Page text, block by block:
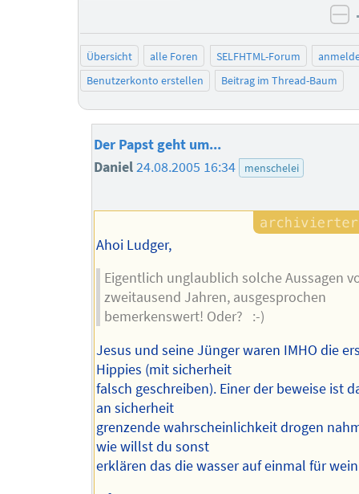
Übersicht alle Foren SELFHTML-Forum
Benutzerkonto erstellen
Beitrag im Thread-Baum
Der Papst geht um...
Daniel24.08.2005 16:34 menschelei
Ahoi Ludger,
Eigentlich unglaublich solche Aussagen
zweitausend Jahren, ausgesprochen
bemerkenswert! Oder? :-)
Jesus und seine Jünger waren IMHO die
Hippies (mit sicherheit
falsch geschreiben). Einer der beweise ist
an sicherheit
grenzende wahrscheinlichkeit drogen
wie willst du sonst
erklären das die wasser auf einmal für